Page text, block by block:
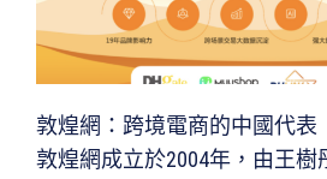
敦煌網：跨境電商的中國代表
敦煌網成立於2004年，由王樹